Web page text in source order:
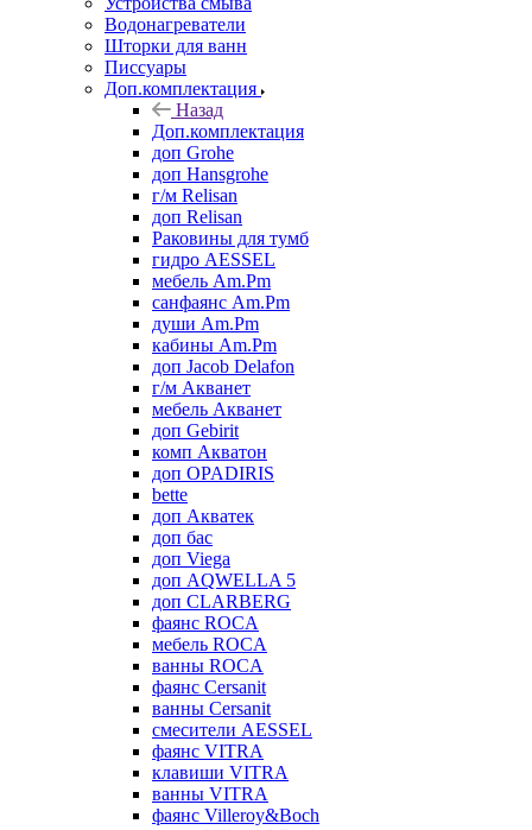
Водонагреватели
Шторки для ванн
Писсуары
Доп.комплектация
Назад
Доп.комплектация
доп Grohe
доп Hansgrohe
г/м Relisan
доп Relisan
Раковины для тумб
гидро AESSEL
мебель Am.Pm
санфаянс Am.Pm
души Am.Pm
кабины Am.Pm
доп Jacob Delafon
г/м Акванет
мебель Акванет
доп Gebirit
комп Акватон
доп OPADIRIS
bette
доп Акватек
доп бас
доп Viega
доп AQWELLA 5
доп CLARBERG
фаянс ROCA
мебель ROCA
ванны ROCA
фаянс Cersanit
ванны Cersanit
смесители AESSEL
фаянс VITRA
клавиши VITRA
ванны VITRA
фаянс Villeroy&Boch